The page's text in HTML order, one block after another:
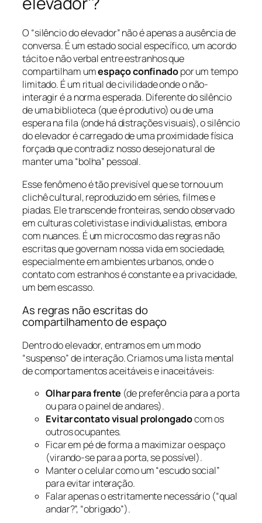
O “silêncio do elevador” não é apenas a ausência de
conversa. É um estado social específico, um acordo
tácito e não verbal entre estranhos que
compartilham umespaço confinadopor um tempo
limitado. É um ritual de civilidade onde o não-
interagir é a norma esperada. Diferente do silêncio
de uma biblioteca (que é produtivo) ou de uma
espera na fila (onde há distrações visuais), o silêncio
do elevador é carregado de uma proximidade física
forçada que contradiz nosso desejo natural de
manter uma “bolha” pessoal.
Esse fenômeno é tão previsível que se tornou um
clichê cultural, reproduzido em séries, filmes e
piadas. Ele transcende fronteiras, sendo observado
em culturas coletivistas e individualistas, embora
com nuances. É um microcosmo das regras não
escritas que governam nossa vida em sociedade,
especialmente em ambientes urbanos, onde o
contato com estranhos é constante e a privacidade,
um bem escasso.
As regras não escritas do
compartilhamento de espaço
Dentro do elevador, entramos em um modo
“suspenso” de interação. Criamos uma lista mental
de comportamentos aceitáveis e inaceitáveis:
Olhar para frente (de preferência para a porta
ou para o painel de andares).
Evitar contato visual prolongadocom os
outros ocupantes.
Ficar em pé de forma a maximizar o espaço
(virando-se para a porta, se possível).
Manter o celular como um “escudo social”
para evitar interação.
Falar apenas o estritamente necessário (“qual
andar?”, “obrigado”).